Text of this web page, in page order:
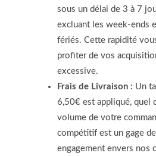
sous un délai de 3 à 7
excluant les week-ends
fériés. Cette rapidité
profiter de vos
excessive.
Frais de Livraison : Un
6,50€ est appliqué, quel
volume de votre
compétitif est un gage
engagement envers nos